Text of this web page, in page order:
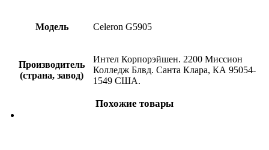
Модель Celeron G5905
Производитель
(страна, завод)
Интел Корпорэйшен. 2200 Миссион
Колледж Блвд. Санта Клара, КА 95054-
1549 США.
Похожие товары